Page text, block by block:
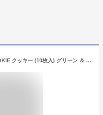
いぬさんクッキー INU-SAN COOKIE クッキー (10枚入) グリーン ＆ ミントピンク 犬 お菓子 洋菓子 スイーツ メープル バタークッキー×2個（かわいいいぬさんポストカードつき）